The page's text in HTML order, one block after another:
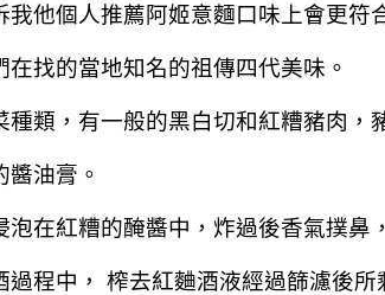
他個人推薦阿姬意麵口味上會更符
找的當地知名的祖傳四代美味。
類，有一般的黑白切和紅糟豬肉，
油膏。
在紅糟的醃醬中，炸過後香氣撲鼻
程中， 榨去紅麯酒液經過篩濾後